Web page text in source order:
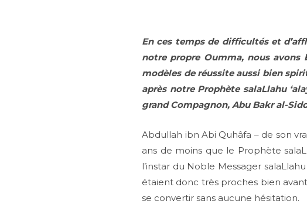
En ces temps de difficultés et
notre propre Oumma, nous avons
modèles de réussite aussi bien
après notre Prophète salaLlahu
grand Compagnon, Abu Bakr al-
Abdullah ibn Abi Quhâfa – de son
ans de moins que le Prophète
l’instar du Noble Messager
étaient donc très proches bien
se convertir sans aucune hésitation.